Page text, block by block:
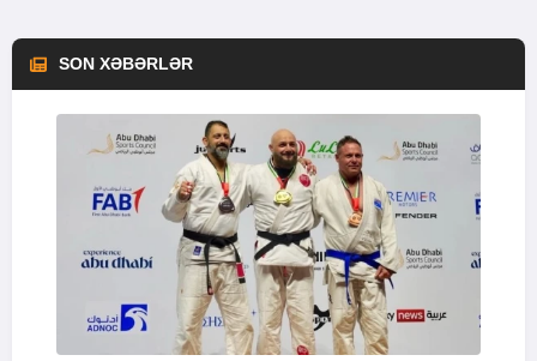
SON XƏBƏRLƏR